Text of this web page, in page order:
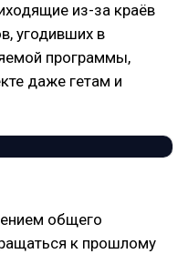
из-за краёв
угодивших в
программы,
даже гетам и
общего
к прошлому